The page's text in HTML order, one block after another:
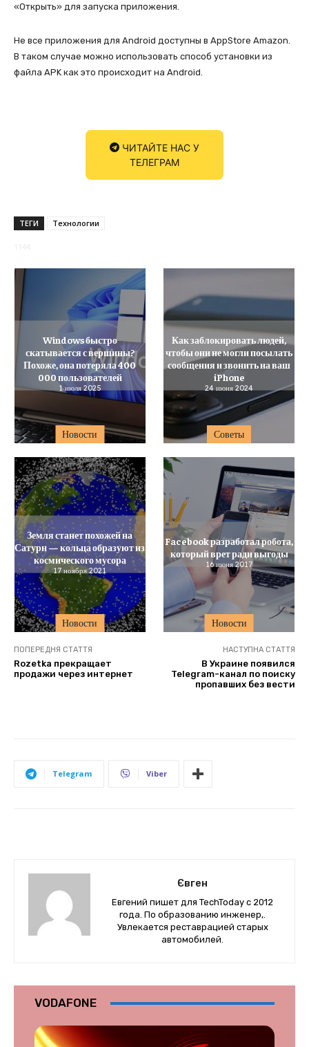
«Открыть» для запуска приложения.
Не все приложения для Android доступны в AppStore Amazon.
В таком случае можно использовать способ установки из
файла APK как это происходит на Android.
ЧИТАЙТЕ НАС У
ТЕЛЕГРАМ
ТЕГИ Технологии
Новости
Windows быстро
скатывается с вершины?
Похоже, она потеряла 400
000 пользователей
1 июля 2025
Советы
Как заблокировать людей,
чтобы они не могли посылать
сообщения и звонить на ваш
iPhone
24 июня 2024
Новости
Земля станет похожей на
Сатурн — кольца образуют из
космического мусора
17 ноября 2021
Новости
Facebook разработал робота,
который врет ради выгоды
16 июня 2017
ПОПЕРЕДНЯ СТАТТЯ
Rozetka прекращает
продажи через интернет
НАСТУПНА СТАТТЯ
В Украине появился
Telegram-канал по поиску
пропавших без вести
Telegram Viber
Євген
Евгений пишет для TechToday с 2012
года. По образованию инженер,.
Увлекается реставрацией старых
автомобилей.
VODAFONE